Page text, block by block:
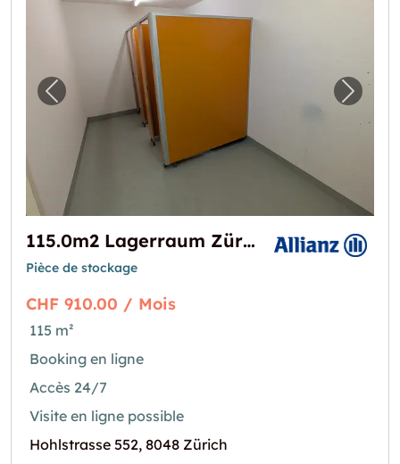
Image précédente pour "115.0m2 Image
115.0m2 Lagerraum Zürich - Hohlstrasse 552-556
Pièce de stockage
CHF 910.00 / Mois
115 m²
Booking en ligne
Accès 24/7
Visite en ligne possible
Hohlstrasse 552, 8048 Zürich